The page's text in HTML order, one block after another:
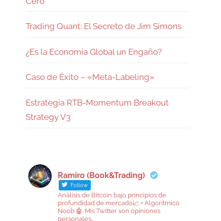
Trading Quant: El Secreto de Jim Simons
¿Es la Economía Global un Engaño?
Caso de Éxito – «Meta-Labeling»
Estrategia RTB-Momentum Breakout
Strategy V3
Ramiro (Book&Trading)
Follow
Análisis de Bitcoin bajo principios de
profundidad de mercado📈 + Algorítmico
Noob 🤖. Mis Twitter son opiniones
personales...